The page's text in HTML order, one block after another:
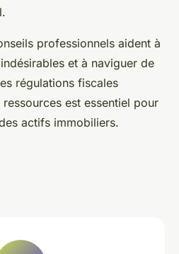
professionnels aident à
indésirables et à naviguer de
régulations fiscales
est essentiel pour
actifs immobiliers.